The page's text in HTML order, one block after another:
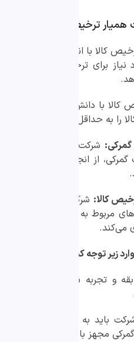
همیار ترخیص ساعی:
کالا با انجام امور گمرکی
برای ترخیص کالا را به
با دانش و تجربه خود،
را به حداقل می‌رساند.
گمرکی: شرکت‌ ترخیص کالا با
از انجام صحیح امور
کالا: شرکت‌ ترخیص کالا
مربوط به ترخیص کالا، از
می‌کند.
زیر توجه کنید:
و تجربه شرکت در زمینه
باید به تجهیزات و نرم
مجهز باشد.